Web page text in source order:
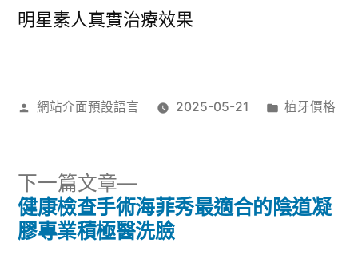
明星素人真實治療效果
作
網站介面預設語言 2025-05-21
分
植牙價格
文
下一篇文章
下
一
篇
健康檢查手術海菲秀最適合的陰道凝
膠專業積極醫洗臉